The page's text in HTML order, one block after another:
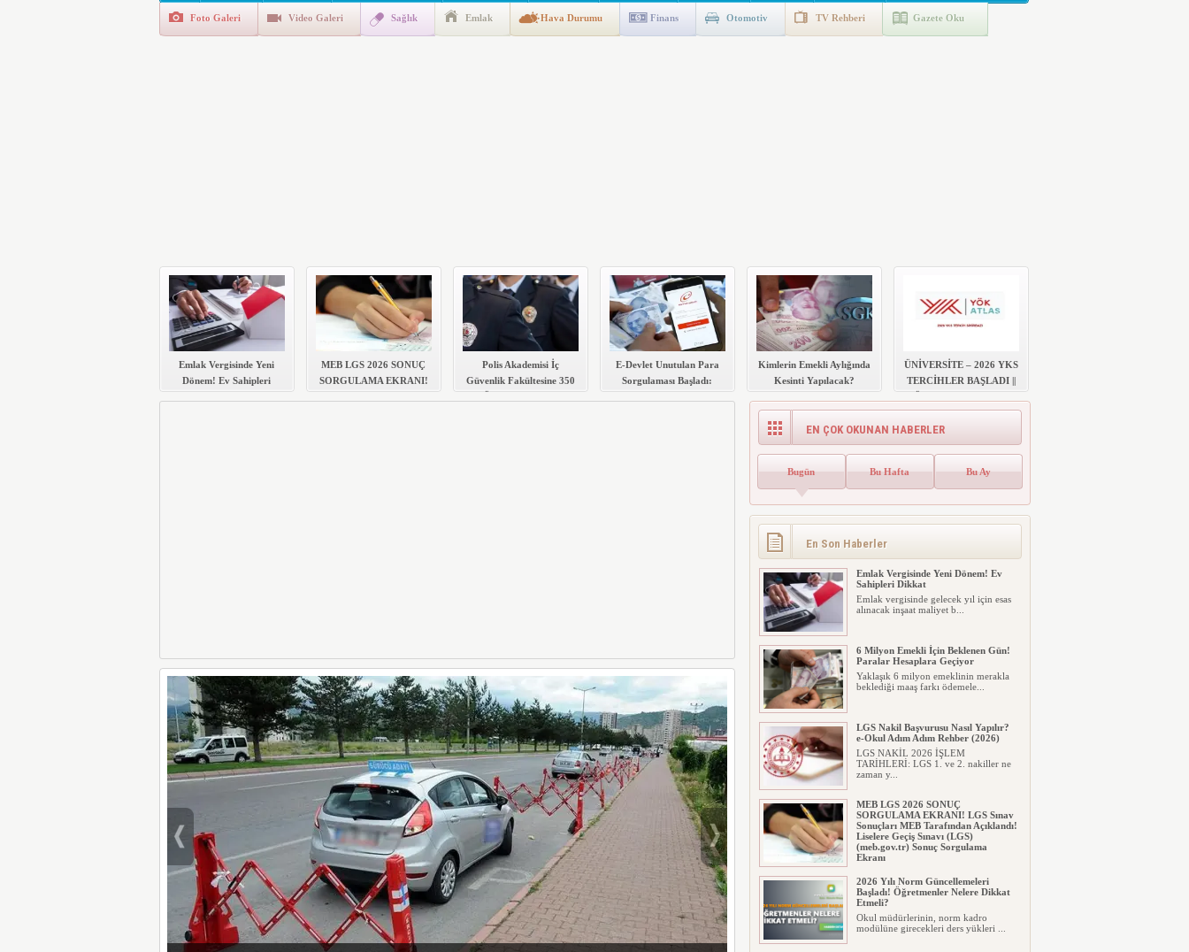
Polis Akademisi İç Güvenlik Fakültesine 350 Öğrenci Alınacak
Foto Galeri Video Galeri Sağlık Emlak Hava Durumu Finans Otomotiv TV Rehberi Gazete Oku
Emlak Vergisinde Yeni
Dönem! Ev Sahipleri
MEB LGS 2026 SONUÇ
SORGULAMA EKRANI!
Polis Akademisi İç
Güvenlik Fakültesine 350
E-Devlet Unutulan Para
Sorgulaması Başladı:
Kimlerin Emekli Aylığında
Kesinti Yapılacak?
ÜNİVERSİTE – 2026 YKS
TERCİHLER BAŞLADI ||
YKS Nereden Nasıl
yapılır? ÖSYM AİS – YKS
Tercih Kılavuzu ve
Robotu: YÖK Atlas
Ekranı İçin TIKLAYIN!
EN ÇOK OKUNAN HABERLER
Bugün Bu Hafta Bu Ay
En Son Haberler
Emlak Vergisinde Yeni Dönem! Ev
Sahipleri Dikkat
Emlak vergisinde gelecek yıl için esas
alınacak inşaat maliyet b...
6 Milyon Emekli İçin Beklenen Gün!
Paralar Hesaplara Geçiyor
Yaklaşık 6 milyon emeklinin merakla
beklediği maaş farkı ödemele...
LGS Nakil Başvurusu Nasıl Yapılır?
e-Okul Adım Adım Rehber (2026)
LGS NAKİL 2026 İŞLEM
TARİHLERİ: LGS 1. ve 2. nakiller ne
zaman y...
MEB LGS 2026 SONUÇ
SORGULAMA EKRANI! LGS Sınav
Sonuçları MEB Tarafından Açıklandı!
Liselere Geçiş Sınavı (LGS)
(meb.gov.tr) Sonuç Sorgulama
Ekranı
Milyonlarca öğrenci için ...
2026 Yılı Norm Güncellemeleri
Başladı! Öğretmenler Nelere Dikkat
Etmeli?
Okul müdürlerinin, norm kadro
modülüne girecekleri ders yükleri ...